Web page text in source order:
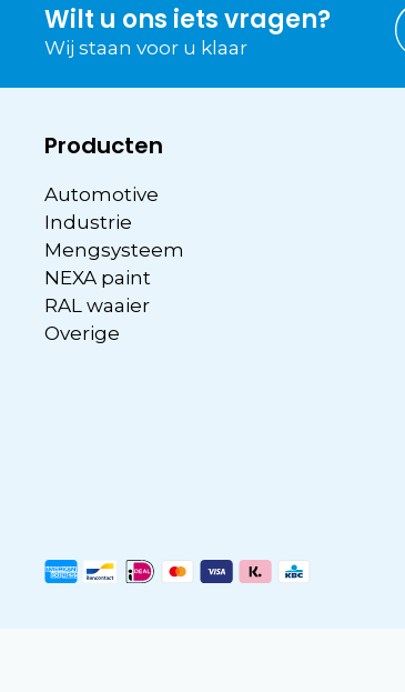
Wilt u ons iets vragen?
Wij staan voor u klaar
Producten
Automotive
Industrie
Mengsysteem
NEXA paint
RAL waaier
Overige